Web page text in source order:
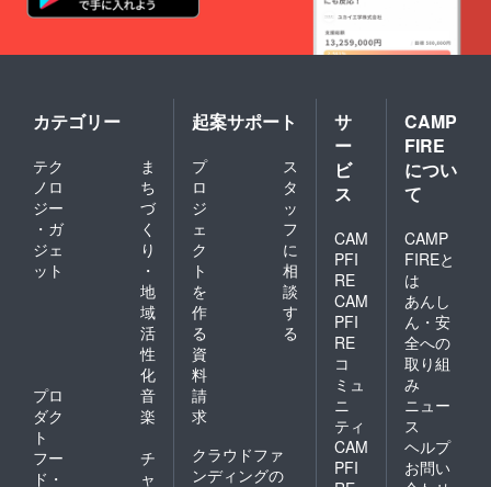
カテゴリー
テク
ノロ
ジー
・ガ
ジェ
ット
ま
ち
づ
く
り
・
地
域
活
性
化
プロ
ダク
ト
音
楽
フー
ド・
チ
ャ
起案サポート
プ
ロ
ジ
ェ
ク
ト
を
作
る
ス
タ
ッ
フ
に
相
談
す
る
資
料
請
求
クラウドファ
ンディングの
サ
ー
ビ
ス
CAM
PFI
RE
CAM
PFI
RE
コ
ミュ
ニ
ティ
CAM
PFI
CAMP
FIRE
につい
て
CAMP
FIREと
は
あんし
ん・安
全への
取り組
み
ニュー
ス
ヘルプ
お問い